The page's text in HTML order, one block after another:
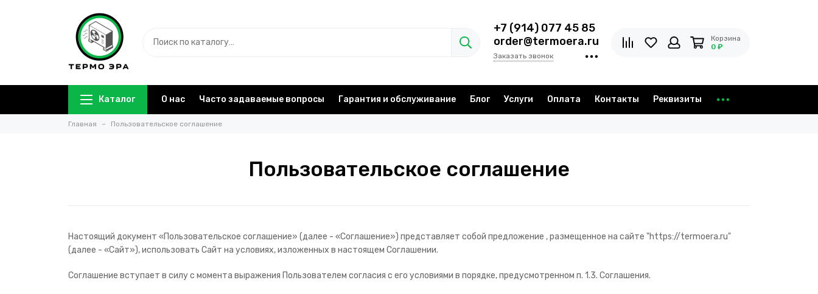
+7 (914) 077 45 85
order@termoera.ru
Заказать звонок
Корзина
0 ₽
Каталог О нас Часто задаваемые вопросы Гарантия и обслуживание Блог Услуги Оплата Контакты Реквизиты
Главная Пользовательское соглашение
Пользовательское соглашение
Настоящий документ «Пользовательское соглашение» (далее - «Соглашение») представляет собой предложение , размещенное на сайте "https://termoera.ru"
(далее - «Сайт»), использовать Сайт на условиях, изложенных в настоящем Соглашении.
Соглашение вступает в силу с момента выражения Пользователем согласия с его условиями в порядке, предусмотренном п. 1.3. Соглашения.